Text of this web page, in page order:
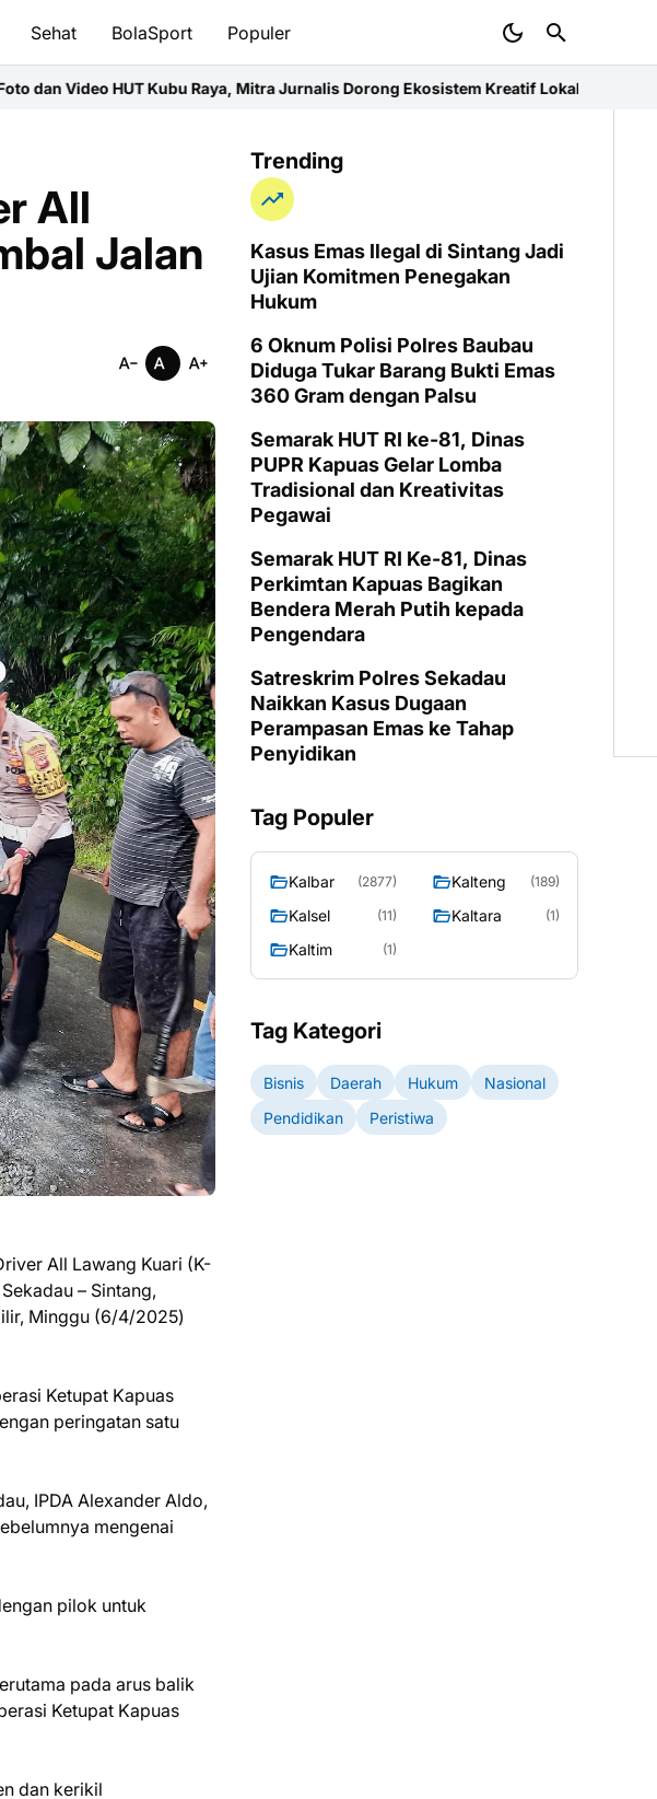
Sehat BolaSport Populer
Raya, Mitra Jurnalis Dorong Ekosistem Kreatif LokalMTQ XXXIV Kalbar, Kafilah
All
Jalan
All Lawang Kuari (K-
– Sintang,
Minggu (6/4/2025)
Ketupat Kapuas
peringatan satu
IPDA Alexander Aldo,
mengenai
pilok untuk
pada arus balik
Ketupat Kapuas
dan kerikil
Trending
Kasus Emas Ilegal di Sintang Jadi
Ujian Komitmen Penegakan
Hukum
6 Oknum Polisi Polres Baubau
Diduga Tukar Barang Bukti Emas
360 Gram dengan Palsu
Semarak HUT RI ke-81, Dinas
PUPR Kapuas Gelar Lomba
Tradisional dan Kreativitas
Pegawai
Semarak HUT RI Ke-81, Dinas
Perkimtan Kapuas Bagikan
Bendera Merah Putih kepada
Pengendara
Satreskrim Polres Sekadau
Naikkan Kasus Dugaan
Perampasan Emas ke Tahap
Penyidikan
Tag Populer
Kalbar (2877) Kalteng (189)
Kalsel (11) Kaltara (1)
Kaltim (1)
Tag Kategori
Bisnis Daerah Hukum
Nasional
Pendidikan
Peristiwa